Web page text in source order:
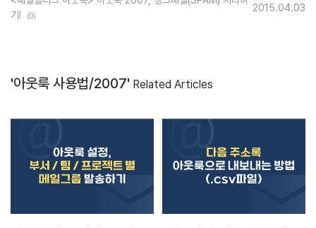
기!
(0)
2015.04.03
'아웃룩 사용법/2007' Related Articles